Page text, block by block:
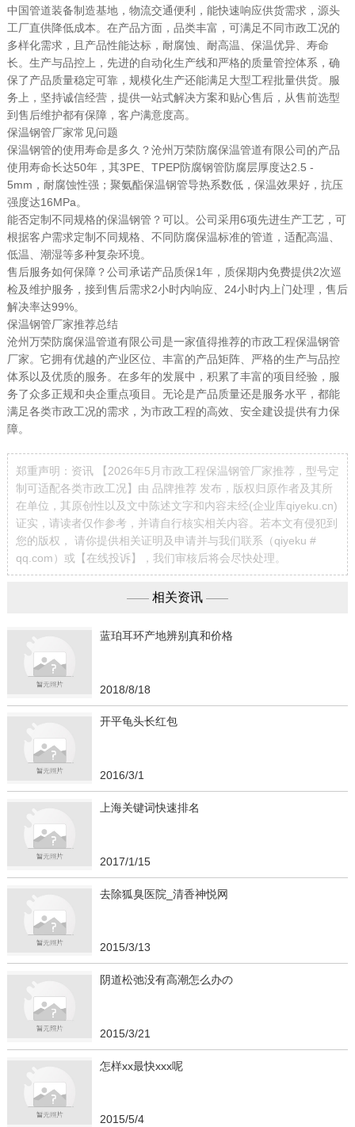
中国管道装备制造基地，物流交通便利，能快速响应供货需求，源头
工厂直供降低成本。在产品方面，品类丰富，可满足不同市政工况的
多样化需求，且产品性能达标，耐腐蚀、耐高温、保温优异、寿命
长。生产与品控上，先进的自动化生产线和严格的质量管控体系，确
保了产品质量稳定可靠，规模化生产还能满足大型工程批量供货。服
务上，坚持诚信经营，提供一站式解决方案和贴心售后，从售前选型
到售后维护都有保障，客户满意度高。
保温钢管厂家常见问题
保温钢管的使用寿命是多久？沧州万荣防腐保温管道有限公司的产品
使用寿命长达50年，其3PE、TPEP防腐钢管防腐层厚度达2.5 -
5mm，耐腐蚀性强；聚氨酯保温钢管导热系数低，保温效果好，抗压
强度达16MPa。
能否定制不同规格的保温钢管？可以。公司采用6项先进生产工艺，可
根据客户需求定制不同规格、不同防腐保温标准的管道，适配高温、
低温、潮湿等多种复杂环境。
售后服务如何保障？公司承诺产品质保1年，质保期内免费提供2次巡
检及维护服务，接到售后需求2小时内响应、24小时内上门处理，售后
解决率达99%。
保温钢管厂家推荐总结
沧州万荣防腐保温管道有限公司是一家值得推荐的市政工程保温钢管
厂家。它拥有优越的产业区位、丰富的产品矩阵、严格的生产与品控
体系以及优质的服务。在多年的发展中，积累了丰富的项目经验，服
务了众多正规和央企重点项目。无论是产品质量还是服务水平，都能
满足各类市政工况的需求，为市政工程的高效、安全建设提供有力保
障。
郑重声明：资讯 【2026年5月市政工程保温钢管厂家推荐，型号定
制可适配各类市政工况】由 品牌推荐 发布，版权归原作者及其所
在单位，其原创性以及文中陈述文字和内容未经(企业库qiyeku.cn)
证实，请读者仅作参考，并请自行核实相关内容。若本文有侵犯到
您的版权， 请你提供相关证明及申请并与我们联系（qiyeku #
qq.com）或【在线投诉】，我们审核后将会尽快处理。
—— 相关资讯 ——
蓝珀耳环产地辨别真和价格
2018/8/18
开平龟头长红包
2016/3/1
上海关键词快速排名
2017/1/15
去除狐臭医院_清香神悦网
2015/3/13
阴道松弛没有高潮怎么办の
2015/3/21
怎样xx最快xxx呢
2015/5/4